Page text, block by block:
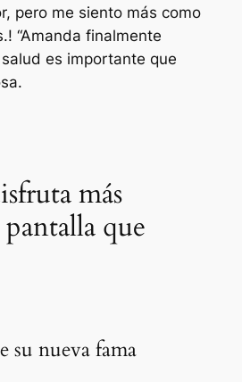
pero me siento más como
! “Amanda finalmente
es importante que
más
que
su nueva fama